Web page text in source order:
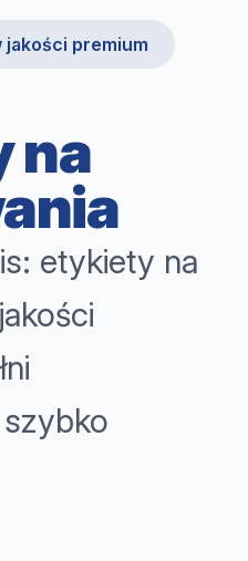
jakości premium
na
etykiety na